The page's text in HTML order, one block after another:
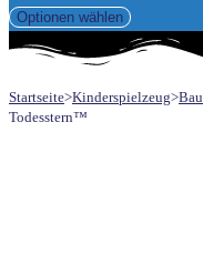
Optionen wählen
Startseite>Kinderspielzeug>
Todesstern™